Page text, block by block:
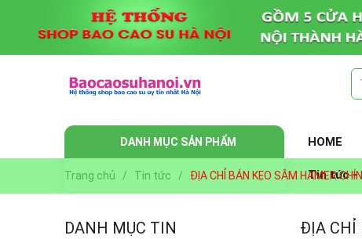
DANH MỤC SẢN PHẨM HOME
Tin tức -
Trang chủ / Tin tức / ĐỊA CHỈ BÁN KẸO SÂM HAMER
DANH MỤC TIN ĐỊA CHỈ